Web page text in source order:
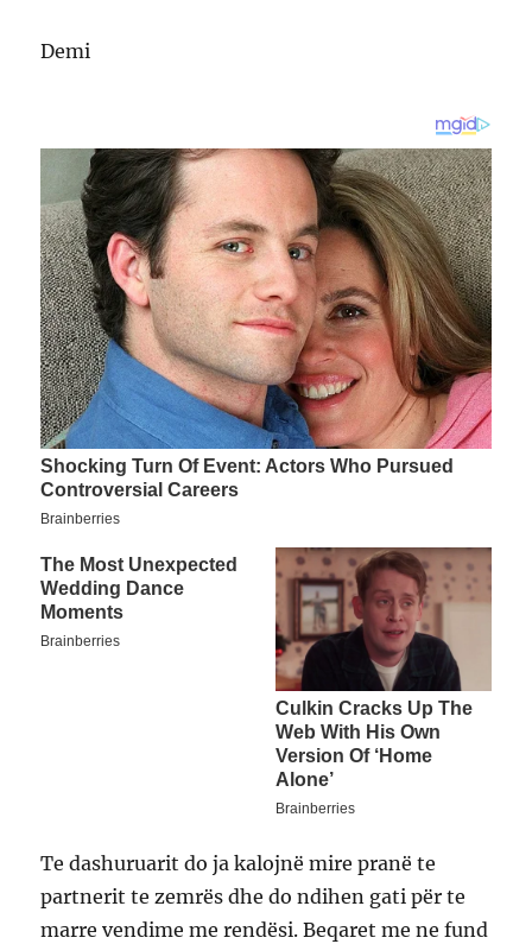
Demi
Te dashuruarit do ja kalojnë mire pranë te
partnerit te zemrës dhe do ndihen gati për te
marre vendime me rendësi. Beqaret me ne fund